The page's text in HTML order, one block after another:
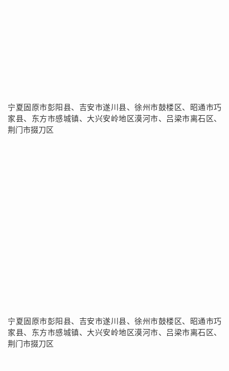
宁夏固原市彭阳县、吉安市遂川县、徐州市鼓楼区、昭通市巧
家县、东方市感城镇、大兴安岭地区漠河市、吕梁市离石区、
荆门市掇刀区
宁夏固原市彭阳县、吉安市遂川县、徐州市鼓楼区、昭通市巧
家县、东方市感城镇、大兴安岭地区漠河市、吕梁市离石区、
荆门市掇刀区